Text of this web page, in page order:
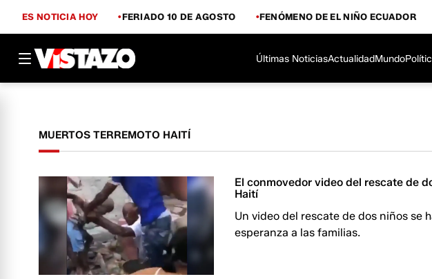
ES NOTICIA HOY FERIADO 10 DE AGOSTO FENÓMENO DE EL NIÑO ECUADOR
Últimas NoticiasActualidadMundo
MUERTOS TERREMOTO HAITÍ
El conmovedor video del rescate de
Haití
Un video del rescate de dos niños se
esperanza a las familias.